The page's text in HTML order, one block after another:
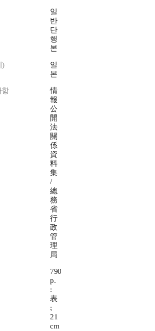
일
반
단
행
본
)
일
본
항
情
報
公
開
法
關
係
資
料
集
/
總
務
省
行
政
管
理
局
790
p.
:
表
;
21
cm